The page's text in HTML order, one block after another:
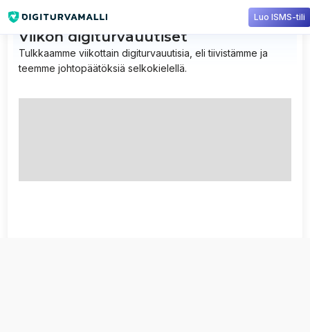
Viikon digiturvauutiset
Tulkkaamme viikottain digiturvauutisia, eli tiivistämme ja
teemme johtopäätöksiä selkokielellä.
Luo ISMS-tili